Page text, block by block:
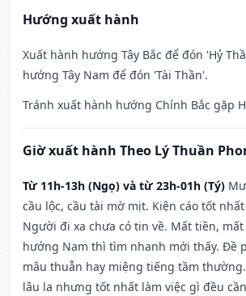
Hướng xuất hành
Xuất hành hướng Tây Bắc để đón 'Hỷ
hướng Tây Nam để đón 'Tài Thần'.
Tránh xuất hành hướng Chính Bắc gặp
Giờ xuất hành Theo Lý Thuần
Từ 11h-13h (Ngọ) và từ 23h-01h (Tý)
cầu lộc, cầu tài mờ mịt. Kiện cáo tốt
Người đi xa chưa có tin về. Mất tiền,
hướng Nam thì tìm nhanh mới thấy. Đề
mâu thuẫn hay miệng tiếng tầm
lâu la nhưng tốt nhất làm việc gì đều